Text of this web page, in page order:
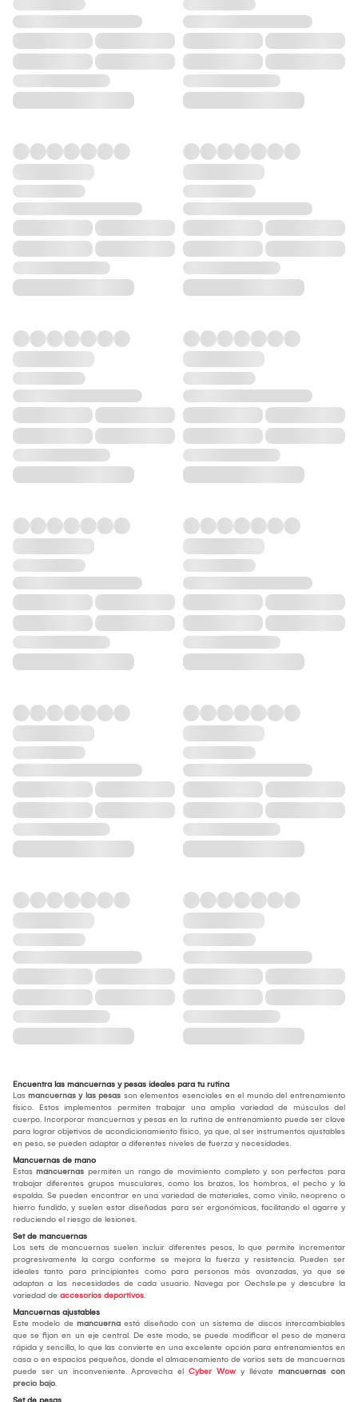
Encuentra las mancuernas y pesas ideales para tu rutina
Las mancuernas y las pesas son elementos esenciales en el mundo del entrenamiento
físico. Estos implementos permiten trabajar una amplia variedad de músculos del
cuerpo. Incorporar mancuernas y pesas en la rutina de entrenamiento puede ser clave
para lograr objetivos de acondicionamiento físico, ya que, al ser instrumentos ajustables
en peso, se pueden adaptar a diferentes niveles de fuerza y necesidades.
Mancuernas de mano
Estas mancuernas permiten un rango de movimiento completo y son perfectas para
trabajar diferentes grupos musculares, como los brazos, los hombros, el pecho y la
espalda. Se pueden encontrar en una variedad de materiales, como vinilo, neopreno o
hierro fundido, y suelen estar diseñadas para ser ergonómicas, facilitando el agarre y
reduciendo el riesgo de lesiones.
Set de mancuernas
Los sets de mancuernas suelen incluir diferentes pesos, lo que permite incrementar
progresivamente la carga conforme se mejora la fuerza y resistencia. Pueden ser
ideales tanto para principiantes como para personas más avanzadas, ya que se
adaptan a las necesidades de cada usuario. Navega por Oechsle.pe y descubre la
variedad de accesorios deportivos.
Mancuernas ajustables
Este modelo de mancuerna está diseñado con un sistema de discos intercambiables
que se fijan en un eje central. De este modo, se puede modificar el peso de manera
rápida y sencilla, lo que las convierte en una excelente opción para entrenamientos en
casa o en espacios pequeños, donde el almacenamiento de varios sets de mancuernas
puede ser un inconveniente. Aprovecha el Cyber Wow y llévate mancuernas con
precio bajo.